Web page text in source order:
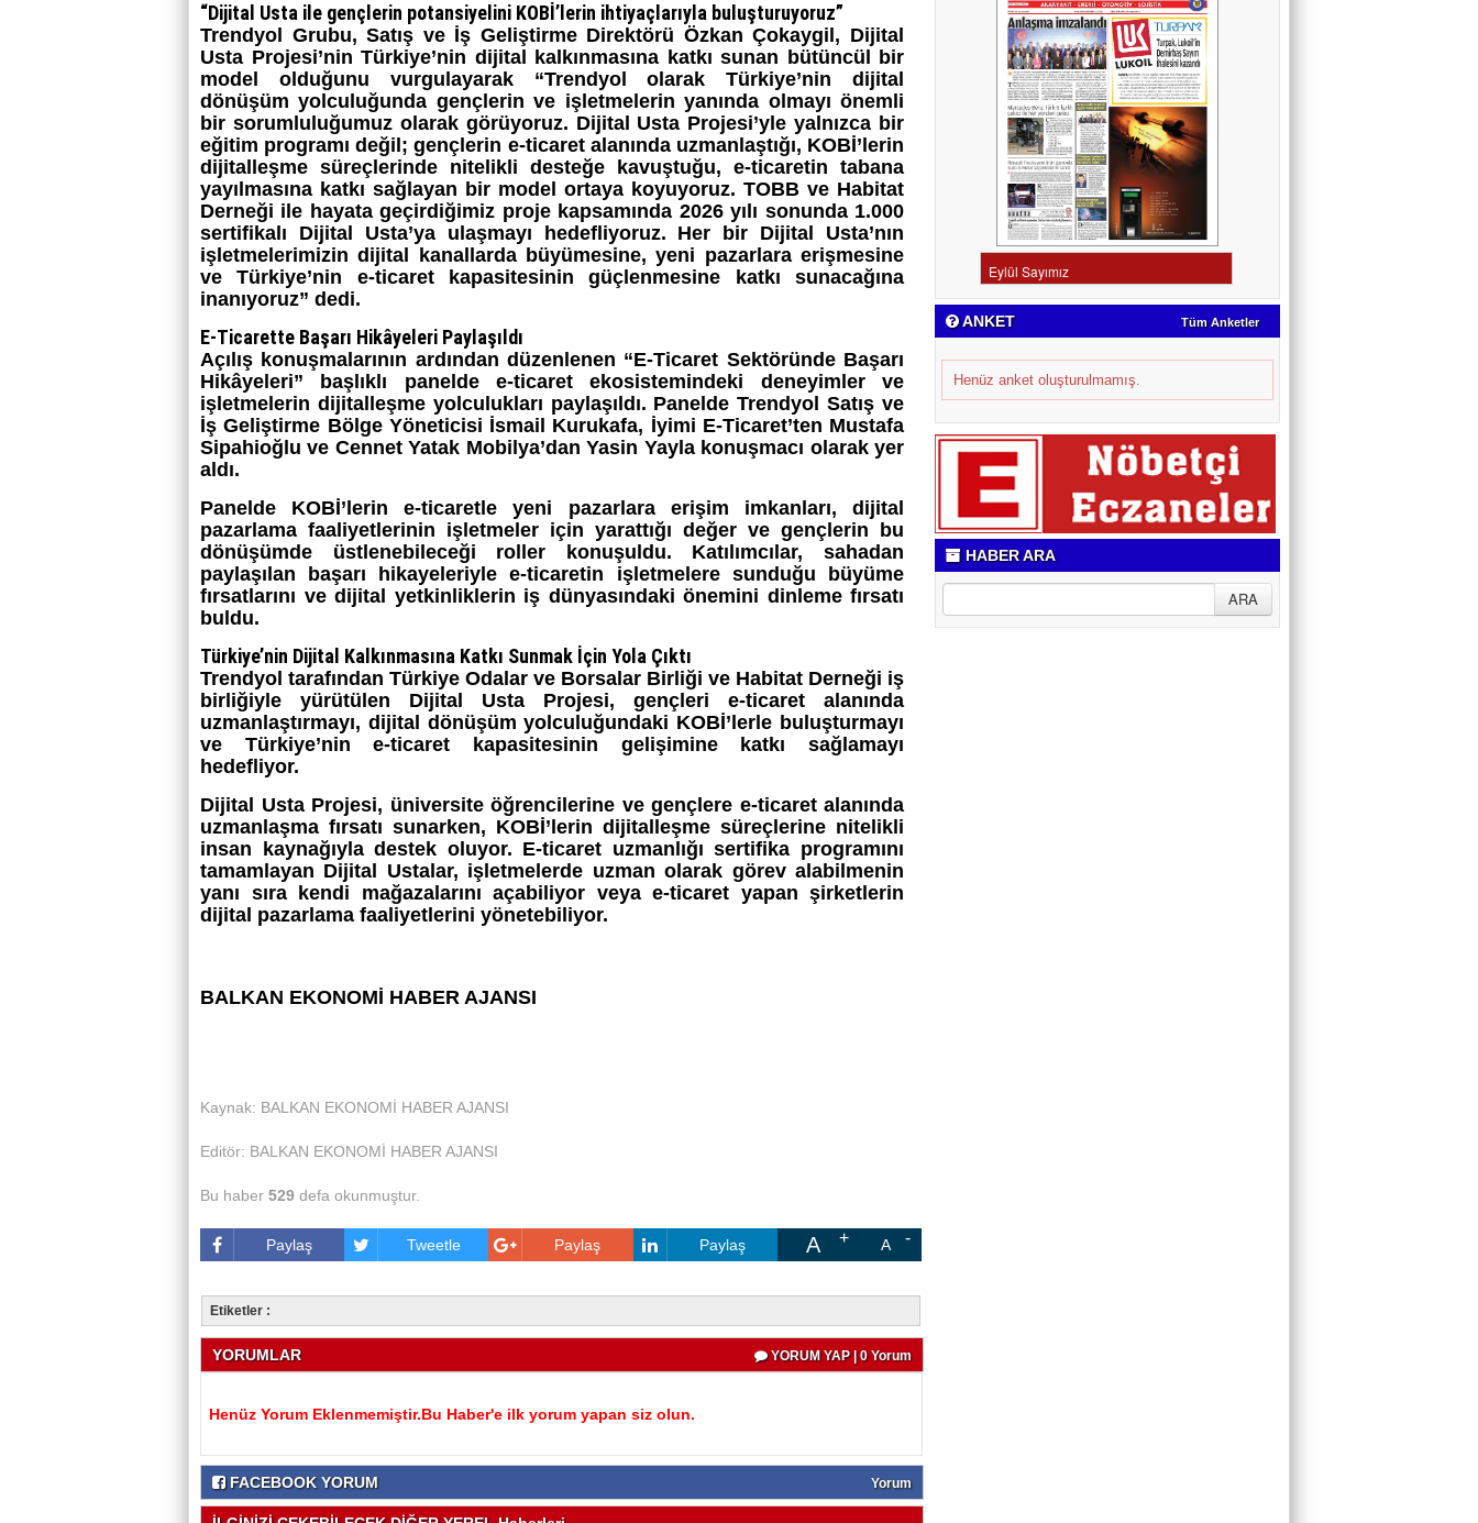
“Dijital Usta ile gençlerin potansiyelini KOBİ’lerin ihtiyaçlarıyla buluşturuyoruz”
Trendyol Grubu, Satış ve İş Geliştirme Direktörü Özkan Çokaygil, Dijital
Usta Projesi’nin Türkiye’nin dijital kalkınmasına katkı sunan bütüncül bir
model olduğunu vurgulayarak “Trendyol olarak Türkiye’nin dijital
dönüşüm yolculuğunda gençlerin ve işletmelerin yanında olmayı önemli
bir sorumluluğumuz olarak görüyoruz. Dijital Usta Projesi’yle yalnızca bir
eğitim programı değil; gençlerin e-ticaret alanında uzmanlaştığı, KOBİ’lerin
dijitalleşme süreçlerinde nitelikli desteğe kavuştuğu, e-ticaretin tabana
yayılmasına katkı sağlayan bir model ortaya koyuyoruz. TOBB ve Habitat
Derneği ile hayata geçirdiğimiz proje kapsamında 2026 yılı sonunda 1.000
sertifikalı Dijital Usta’ya ulaşmayı hedefliyoruz. Her bir Dijital Usta’nın
işletmelerimizin dijital kanallarda büyümesine, yeni pazarlara erişmesine
ve Türkiye’nin e-ticaret kapasitesinin güçlenmesine katkı sunacağına
inanıyoruz” dedi.
E-Ticarette Başarı Hikâyeleri Paylaşıldı
Açılış konuşmalarının ardından düzenlenen “E-Ticaret Sektöründe Başarı
Hikâyeleri” başlıklı panelde e-ticaret ekosistemindeki deneyimler ve
işletmelerin dijitalleşme yolculukları paylaşıldı. Panelde Trendyol Satış ve
İş Geliştirme Bölge Yöneticisi İsmail Kurukafa, İyimi E-Ticaret’ten Mustafa
Sipahioğlu ve Cennet Yatak Mobilya’dan Yasin Yayla konuşmacı olarak yer
aldı.
Panelde KOBİ’lerin e-ticaretle yeni pazarlara erişim imkanları, dijital
pazarlama faaliyetlerinin işletmeler için yarattığı değer ve gençlerin bu
dönüşümde üstlenebileceği roller konuşuldu. Katılımcılar, sahadan
paylaşılan başarı hikayeleriyle e-ticaretin işletmelere sunduğu büyüme
fırsatlarını ve dijital yetkinliklerin iş dünyasındaki önemini dinleme fırsatı
buldu.
Türkiye’nin Dijital Kalkınmasına Katkı Sunmak İçin Yola Çıktı
Trendyol tarafından Türkiye Odalar ve Borsalar Birliği ve Habitat Derneği iş
birliğiyle yürütülen Dijital Usta Projesi, gençleri e-ticaret alanında
uzmanlaştırmayı, dijital dönüşüm yolculuğundaki KOBİ’lerle buluşturmayı
ve Türkiye’nin e-ticaret kapasitesinin gelişimine katkı sağlamayı
hedefliyor.
Dijital Usta Projesi, üniversite öğrencilerine ve gençlere e-ticaret alanında
uzmanlaşma fırsatı sunarken, KOBİ’lerin dijitalleşme süreçlerine nitelikli
insan kaynağıyla destek oluyor. E-ticaret uzmanlığı sertifika programını
tamamlayan Dijital Ustalar, işletmelerde uzman olarak görev alabilmenin
yanı sıra kendi mağazalarını açabiliyor veya e-ticaret yapan şirketlerin
dijital pazarlama faaliyetlerini yönetebiliyor.
BALKAN EKONOMİ HABER AJANSI
Kaynak: BALKAN EKONOMİ HABER AJANSI
Editör: BALKAN EKONOMİ HABER AJANSI
Bu haber 529 defa okunmuştur.
Paylaş Tweetle Paylaş Paylaş A A
Etiketler :
YORUMLAR YORUM YAP | 0 Yorum
Henüz Yorum Eklenmemiştir.Bu Haber'e ilk yorum yapan siz olun.
FACEBOOK YORUM Yorum
ANKET Tüm Anketler
Henüz anket oluşturulmamış.
HABER ARA